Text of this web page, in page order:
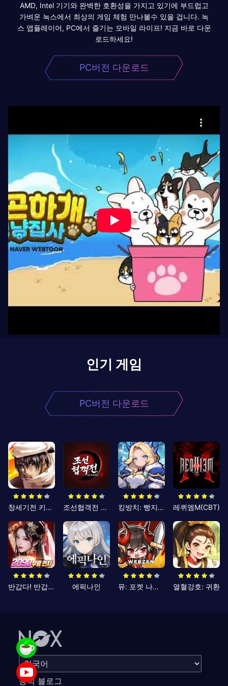
AMD, Intel 기기와 완벽한 호환성을 가지고 있기에 부드럽고
가벼운 녹스에서 최상의 게임 체험 만나볼수 있을 겁니다. 녹
스 앱플레이어, PC에서 즐기는 모바일 라이프! 지금 바로 다운
로드하세요!
PC버전 다운로드
인기 게임
PC버전 다운로드
창세기전 키우기 조선협객전 클래식 킹방치: 빵지의 제왕 레퀴엠M(CBT)
반갑다! 반갑삼국지 에픽나인 뮤: 포켓 나이츠 열혈강호: 귀환
공식 블로그